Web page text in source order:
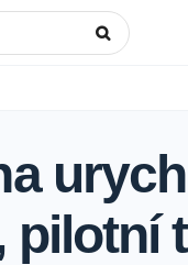
pilotní